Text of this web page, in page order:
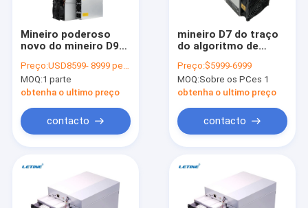
Mineiro poderoso
novo do mineiro D9
Bitmain Antminer D9
1770G 2839W
Preço:USD8599- 8999 per antminer d9
MOQ:1 parte
obtenha o ultimo preço
contacto
mineiro D7 do traço
do algoritmo de
Bitmain Asic
Antminer X11
1.286Th
Preço:$5999-6999
MOQ:Sobre os PCes 1
obtenha o ultimo preço
contacto